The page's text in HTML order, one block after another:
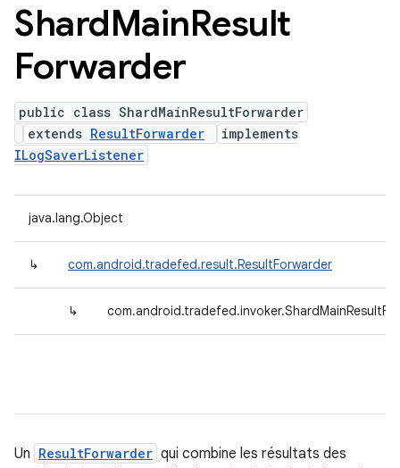
ShardMainResult
Forwarder
public class ShardMainResultForwarder
extends ResultForwarder
implements
ILogSaverListener
java.lang.Object
↳ com.android.tradefed.result.ResultForwarder
↳
Un ResultForwarder qui combine les résultats des